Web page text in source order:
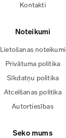
Kontakti
Noteikumi
Lietošanas noteikumi
Privātuma politika
Sīkdatņu politika
Atcelšanas politika
Autortiesības
Seko mums